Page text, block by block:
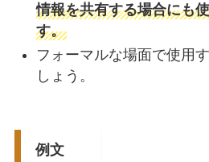
情報を共有する場合にも
す。
フォーマルな場面で使用
しょう。
例文